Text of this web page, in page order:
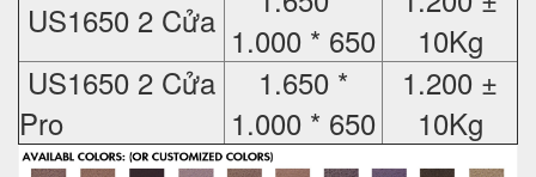
US1650 2 Cửa 1.000 * 650
10Kg
US1650 2 Cửa
Pro
1.650 *
1.000 * 650
1.200 ±
10Kg